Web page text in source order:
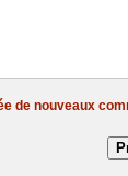
de nouveaux